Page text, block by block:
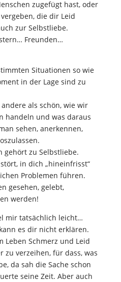
zugefügt hast, oder
die dir Leid
zur Selbstliebe.
Freunden…
Situationen so wie
in der Lage sind zu
als schön, wie wir
handeln und was daraus
sehen, anerkennen,
gehört zu Selbstliebe.
in dich „hineinfrisst“
Problemen führen.
gesehen, gelebt,
werden!
mir tatsächlich leicht…
es dir nicht erklären.
Leben Schmerz und Leid
verzeihen, für dass, was
da sah die Sache schon
seine Zeit. Aber auch